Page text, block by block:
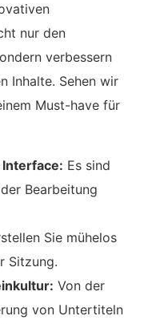
nur den
verbessern
Inhalte. Sehen wir
Must-have für
Es sind
Bearbeitung
Sie mühelos
Sitzung.
Von der
von Untertiteln